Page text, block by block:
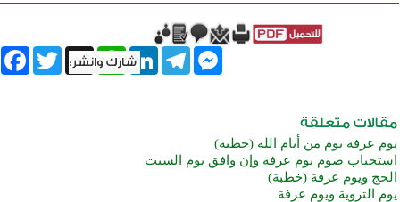
Twitter X
WhatsAppLinkedInTelegram
Messenger
يوم عرفة يوم من أيام الله (خطبة)
استحباب صوم يوم عرفة وإن وافق يوم السبت
الحج ويوم عرفة (خطبة)
يوم التروية ويوم عرفة